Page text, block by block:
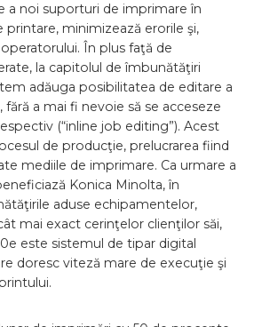
a noi suporturi de imprimare în
minimizează erorile şi,
În plus faţă de
la capitolul de îmbunătăţiri
adăuga posibilitatea de editare a
a mai fi nevoie să se acceseze
(“inline job editing”). Acest
de producţie, prelucrarea fiind
mediile de imprimare. Ca urmare a
Konica Minolta, în
aduse echipamentelor,
mai exact cerinţelor clienţilor săi,
este sistemul de tipar digital
doresc viteză mare de execuţie şi